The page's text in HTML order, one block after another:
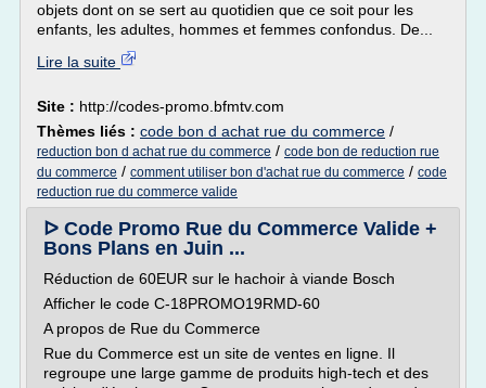
objets dont on se sert au quotidien que ce soit pour les
enfants, les adultes, hommes et femmes confondus. De...
Lire la suite
Site : http://codes-promo.bfmtv.com
Thèmes liés : code bon d achat rue du commerce /
reduction bon d achat rue du commerce / code bon de reduction rue
du commerce / comment utiliser bon d'achat rue du commerce / code
reduction rue du commerce valide
ᐅ Code Promo Rue du Commerce Valide +
Bons Plans en Juin ...
Réduction de 60EUR sur le hachoir à viande Bosch
Afficher le code C-18PROMO19RMD-60
A propos de Rue du Commerce
Rue du Commerce est un site de ventes en ligne. Il
regroupe une large gamme de produits high-tech et des